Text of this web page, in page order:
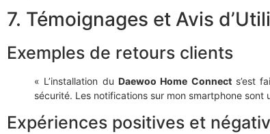
7. Témoignages et Avis
Exemples de retours clients
« L’installation duDaewoo Home Connects’est
sécurité. Les notifications sur mon smartphone sont
Expériences positives et